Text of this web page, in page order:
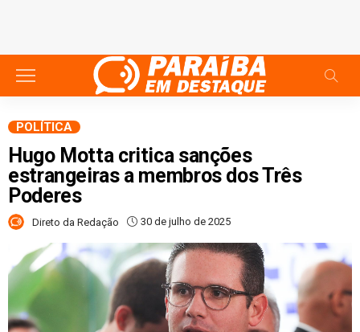
POLÍTICA
Hugo Motta critica sanções
estrangeiras a membros dos Três
Poderes
Direto da Redação 30 de julho de 2025